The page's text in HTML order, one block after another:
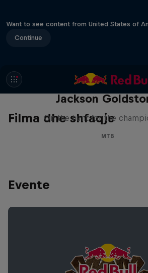
Want to see content from United States of
Continue
Filma dhe shfaqje
The Search for
Jackson
On the hunt for the
MTB
Evente